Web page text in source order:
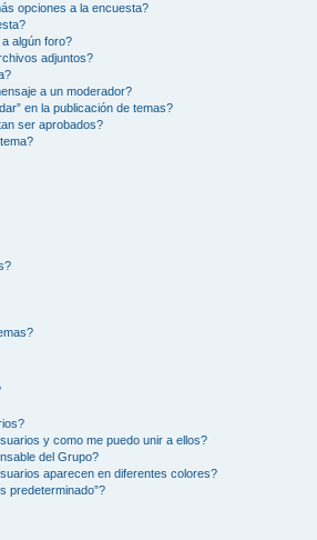
opciones a la encuesta?
algún foro?
adjuntos?
a un moderador?
en la publicación de temas?
ser aprobados?
y como me puedo unir a ellos?
del Grupo?
aparecen en diferentes colores?
predeterminado”?